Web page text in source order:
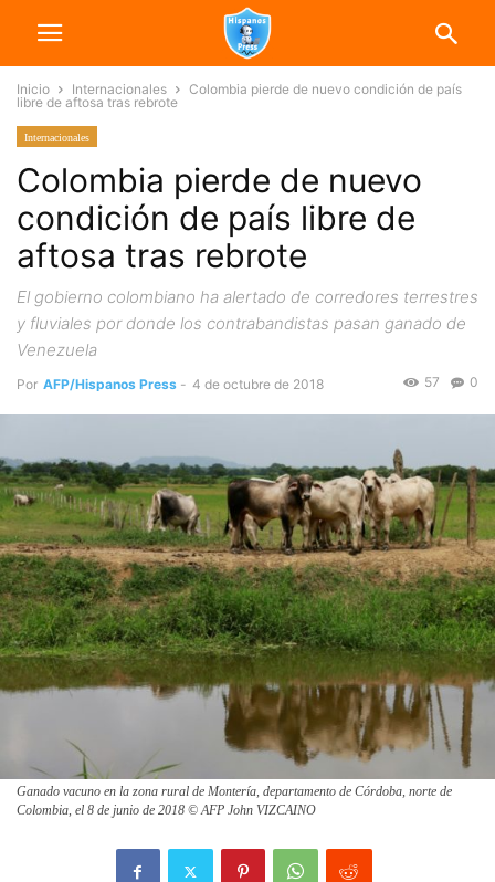
Inicio Internacionales
Colombia pierde de nuevo condición de país
libre de aftosa tras rebrote
Internacionales
Colombia pierde de nuevo
condición de país libre de
aftosa tras rebrote
El gobierno colombiano ha alertado de corredores terrestres
y fluviales por donde los contrabandistas pasan ganado de
Venezuela
Por AFP/Hispanos Press - 4 de octubre de 2018 0
57
Ganado vacuno en la zona rural de Montería, departamento de Córdoba, norte de
Colombia, el 8 de junio de 2018 © AFP John VIZCAINO